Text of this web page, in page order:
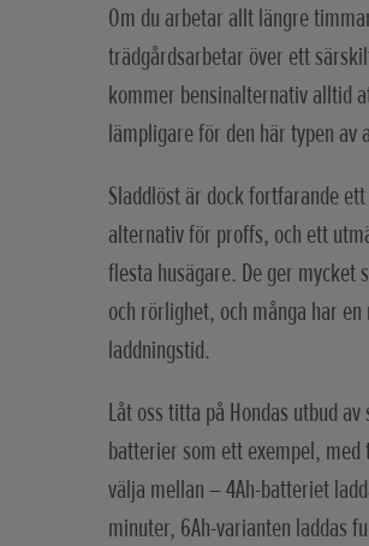
Om du arbetar allt längre
trädgårdsarbetar över ett
kommer bensinalternativ alltid
lämpligare för den här typen av
Sladdlöst är dock fortfarande
alternativ för proffs, och ett
flesta husägare. De ger
och rörlighet, och många har
laddningstid.
Låt oss titta på Hondas utbud av
batterier som ett exempel,
välja mellan – 4Ah-batteriet
minuter, 6Ah-varianten laddas